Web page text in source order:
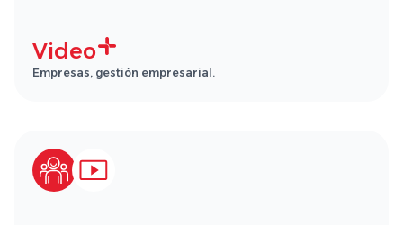
Video
Empresas, gestión empresarial.